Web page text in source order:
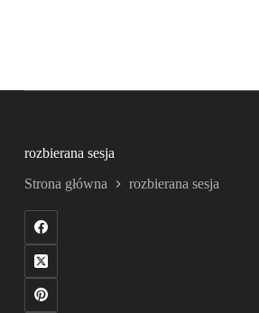
rozbierana sesja
Strona główna rozbierana sesja